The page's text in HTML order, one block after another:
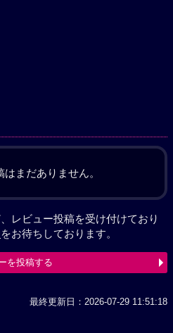
まだありません。
レビュー投稿を受け付けており
をお待ちしております。
を投稿する
最終更新日：2026-07-29 11:51:18